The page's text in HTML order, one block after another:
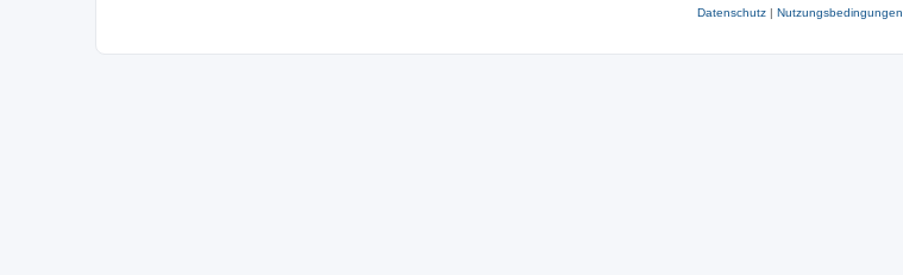
Datenschutz| Nutzungsbedingungen